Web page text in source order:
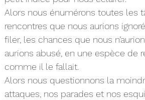
Alors nous énumérons toutes les
rencontres que nous aurions
filer, les chances que nous
aurions abusé, en une espèce de
comme il le fallait.
Alors nous questionnons la
attaques, nos parades et nos